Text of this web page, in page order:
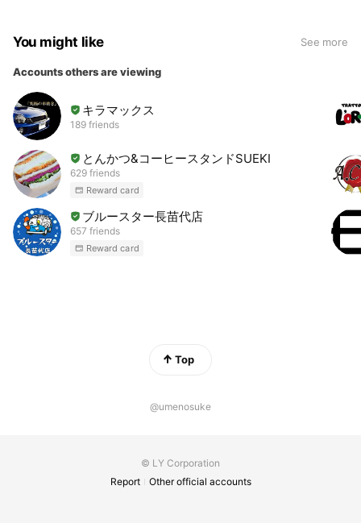
You might like See more
Accounts others are viewing
キラマックス
189 friends
とんかつ&コーヒースタンドSUEKI
629 friends
Reward card
ブルースター長苗代店
657 friends
Reward card
Top
@umenosuke
© LY Corporation
Report
Other official accounts